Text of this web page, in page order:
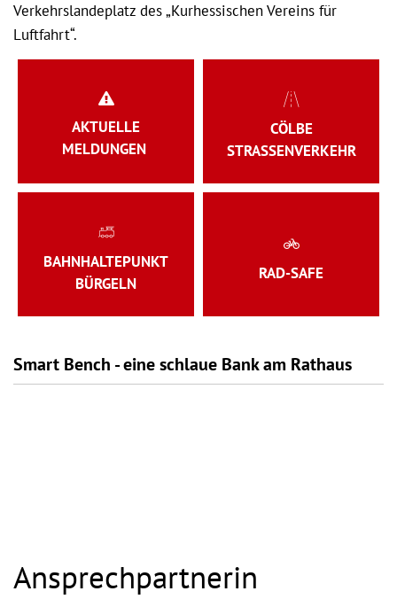
Verkehrslandeplatz des „Kurhessischen Vereins für
Luftfahrt“.
AKTUELLE
MELDUNGEN
CÖLBE
STRASSENVERKEHR
BAHNHALTEPUNKT
BÜRGELN
RAD-SAFE
Smart Bench - eine schlaue Bank am Rathaus
Ansprechpartnerin